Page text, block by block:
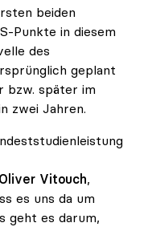
beiden
Punkte in diesem
des
geplant
bzw. später im
zwei Jahren.
Vitouch,
es uns da um
geht es darum,